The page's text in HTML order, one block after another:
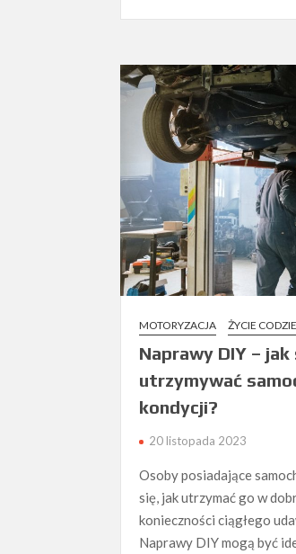
MOTORYZACJA ŻYCIE
Naprawy DIY –
utrzymywać
kondycji?
20 listopada 2023
Osoby posiadające
się, jak utrzymać go w
konieczności ciągłego
Naprawy DIY mogą być